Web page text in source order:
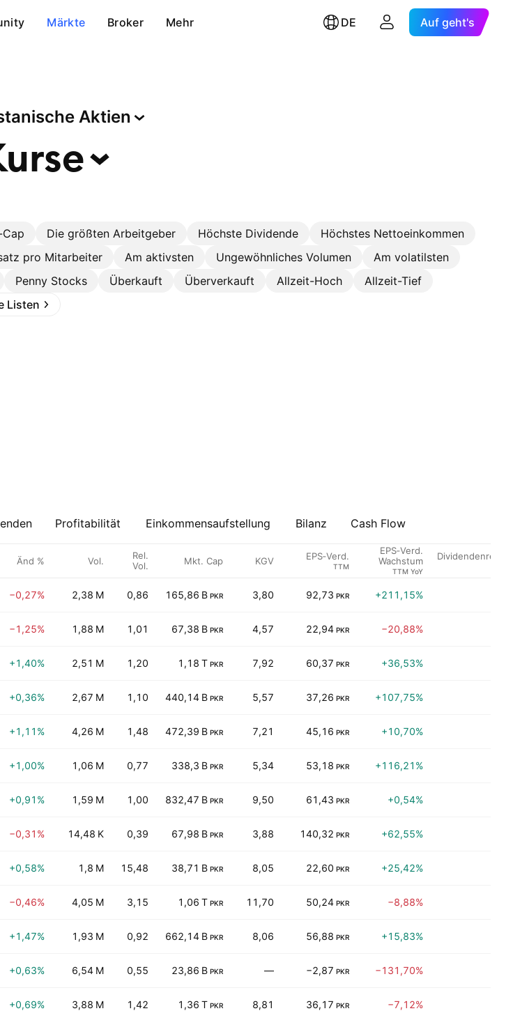
Märkte Broker Mehr DE Auf geht's
Aktien
Die größten Arbeitgeber Höchste Dividende
Höchstes Nettoeinkommen
pro Mitarbeiter Am aktivsten Ungewöhnliches Volumen
Am volatilsten
Penny Stocks Überkauft Überverkauft Allzeit-Hoch
Allzeit-Tief
Listen
Profitabilität Einkommensaufstellung Bilanz Cash Flow
Änd % Vol.
Rel.
Vol.
Mkt. Cap KGV EPS‑Verd.
TTM
EPS‑Verd.
Wachstum
TTM YoY
−0,27% 2,38 M 0,86 165,86 B PKR 3,80 92,73 PKR +211,15%
−1,25% 1,88 M 1,01 67,38 B PKR 4,57 22,94 PKR −20,88%
+1,40% 2,51 M 1,20 1,18 T PKR 7,92 60,37 PKR +36,53%
+0,36% 2,67 M 1,10 440,14 B PKR 5,57 37,26 PKR +107,75%
+1,11% 4,26 M 1,48 472,39 B PKR 7,21 45,16 PKR +10,70%
+1,00% 1,06 M 0,77 338,3 B PKR 5,34 53,18 PKR +116,21%
+0,91% 1,59 M 1,00 832,47 B PKR 9,50 61,43 PKR +0,54%
−0,31% 14,48 K 0,39 67,98 B PKR 3,88 140,32 PKR +62,55%
+0,58% 1,8 M 15,48 38,71 B PKR 8,05 22,60 PKR +25,42%
−0,46% 4,05 M 3,15 1,06 T PKR 11,70 50,24 PKR −8,88%
+1,47% 1,93 M 0,92 662,14 B PKR 8,06 56,88 PKR +15,83%
+0,63% 6,54 M 0,55 23,86 B PKR — −2,87 PKR −131,70%
+0,69% 3,88 M 1,42 1,36 T PKR 8,81 36,17 PKR −7,12%